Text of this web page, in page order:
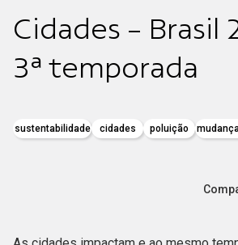
Cidades - Brasil
3ª temporada
sustentabilidade cidades poluição